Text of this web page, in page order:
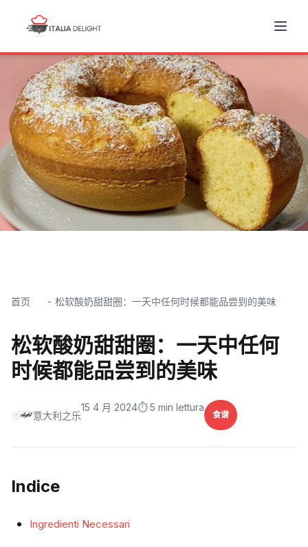
首页 松软酸奶甜甜圈：一天中任何时候都能品尝到的美味
松软酸奶甜甜圈：一天中任何
时候都能品尝到的美味
意大利之乐
15 4 月 2024⏱️ 5 min lettura
食谱
Indice
Ingredienti Necessari